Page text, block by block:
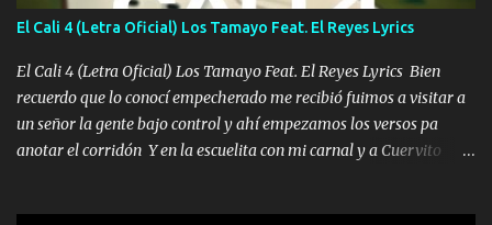
también la nueve que cargo al lado doy la mano al que su amigo y
al traicionero damos pa abajo Y No me paran aquí hay pa más
pues hay charola les voy a dar hasta topar pues no hay de otra...
El Cali 4 (Letra Oficial) Los Tamayo Feat. El Reyes Lyrics
El Cali 4 (Letra Oficial) Los Tamayo Feat. El Reyes Lyrics Bien
recuerdo que lo conocí empecherado me recibió fuimos a visitar a
un señor la gente bajo control y ahí empezamos los versos pa
anotar el corridón Y en la escuelita con mi carnal y a Cuervito